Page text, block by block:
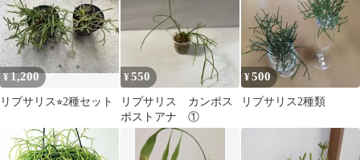
¥1,200
リプサリス⭐︎2種セット
¥550
リプサリス カンポス
ポストアナ ①
¥500
リプサリス2種類